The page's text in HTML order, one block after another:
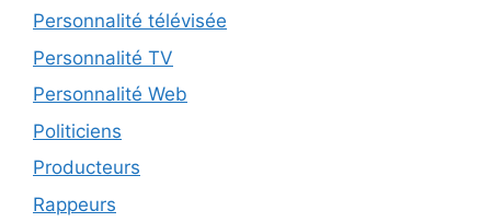
Personnalité télévisée
Personnalité TV
Personnalité Web
Politiciens
Producteurs
Rappeurs